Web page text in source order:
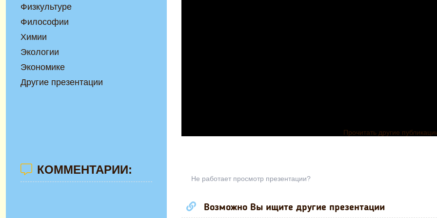
Прочитать другие
Не работает просмотр презентации?
Возможно Вы ищите другие презентации
Физкультуре
Философии
Химии
Экологии
Экономике
Другие презентации
КОММЕНТАРИИ: